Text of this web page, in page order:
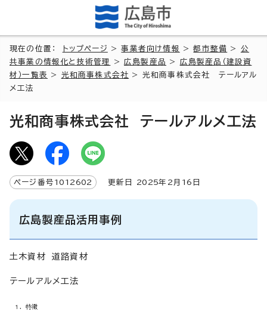
現在の位置： トップページ >事業者向け情報 >都市整備 > 公
共事業の情報化と技術管理
>広島製産品 > 広島製産品（建設資
材）一覧表
> 光和商事株式会社 > 光和商事株式会社 テールアル
メ工法
光和商事株式会社 テールアルメ工法
ページ番号 1012602 更新日 2025年2月 16 日
広島製産品活用事例
土木資材 道路資材
テールアルメ工法